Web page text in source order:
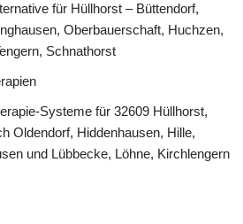
für Hüllhorst – Büttendorf,
Oberbauerschaft, Huchzen,
Schnathorst
Systeme für 32609 Hüllhorst,
Oldendorf, Hiddenhausen, Hille,
und Lübbecke, Löhne, Kirchlengern